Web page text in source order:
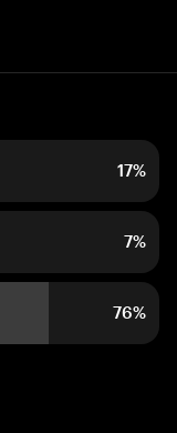
17%
7%
76%